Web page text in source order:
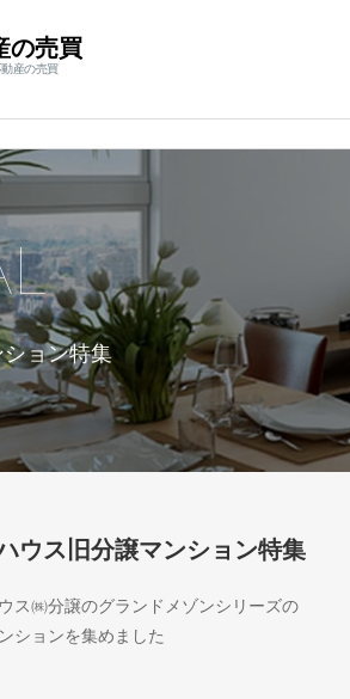
の売買
産の売買
ョン特集
ウス旧分譲マンション特集
ス㈱分譲のグランドメゾンシリーズの
ションを集めました